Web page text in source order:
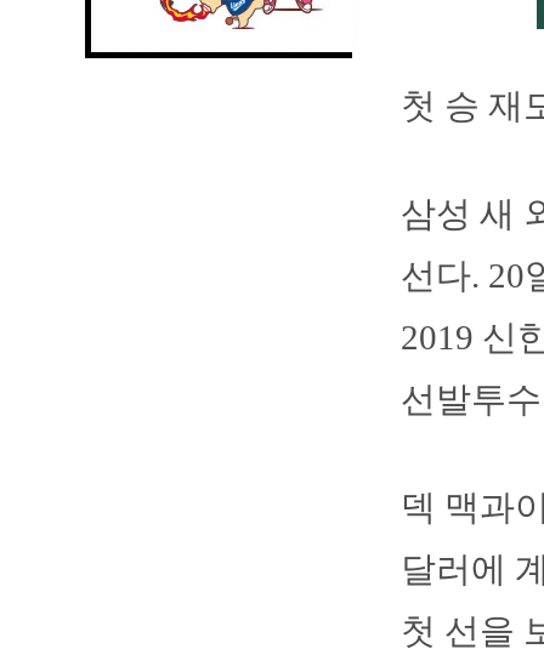
첫 승 재
삼성 새
선다. 20
2019 신
선발투
덱 맥과
달러에
첫 선을